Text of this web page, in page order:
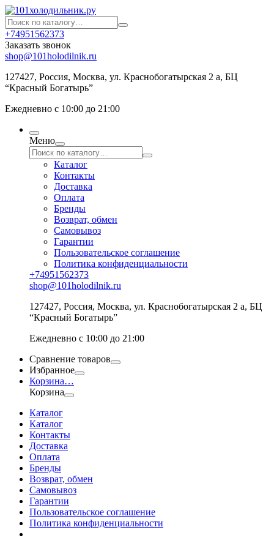
+74951562373
Заказать звонок
shop@101holodilnik.ru
127427, Россия, Москва, ул. Краснобогатырская 2 а, БЦ
“Красный Богатырь”
Ежедневно с 10:00 до 21:00
Меню
Каталог
Контакты
Доставка
Оплата
Бренды
Возврат, обмен
Самовывоз
Гарантии
Пользовательское соглашение
Политика конфиденциальности
+74951562373
shop@101holodilnik.ru
127427, Россия, Москва, ул. Краснобогатырская 2 а, БЦ
“Красный Богатырь”
Ежедневно с 10:00 до 21:00
Сравнение товаров
Избранное
Корзина…
Корзина
Каталог
Каталог
Контакты
Доставка
Оплата
Бренды
Возврат, обмен
Самовывоз
Гарантии
Пользовательское соглашение
Политика конфиденциальности